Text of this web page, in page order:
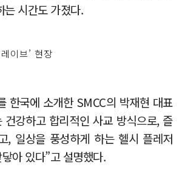
는 시간도 가졌다.
이브’ 현장
한국에 소개한 SMCC의 박재현 대표
건강하고 합리적인 사교 방식으로, 즐
, 일상을 풍성하게 하는 헬시 플레저
아 있다”고 설명했다.